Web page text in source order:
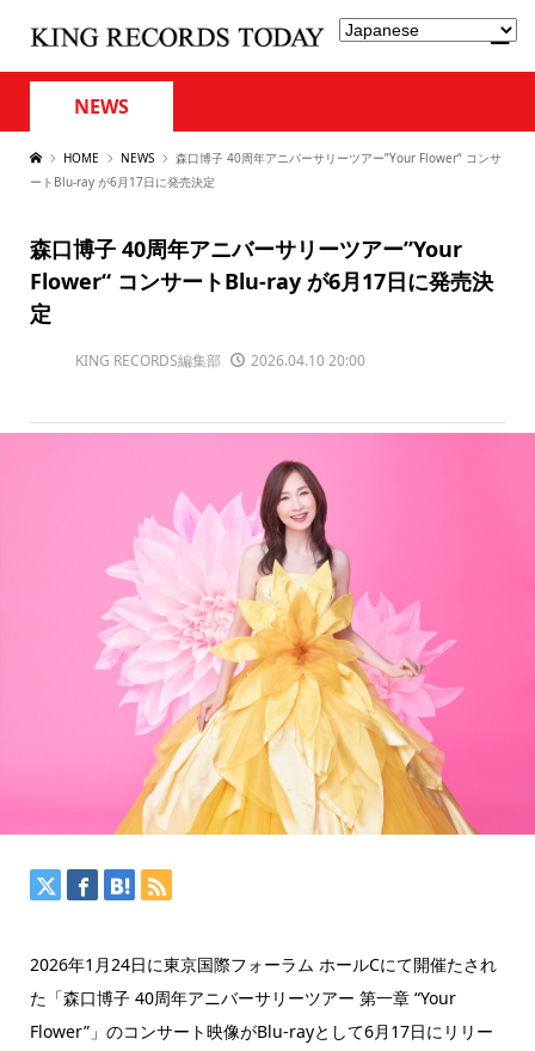
NEWS
HOME NEWS
森口博子 40周年アニバーサリーツアー”Your Flower“ コンサ
ートBlu-ray が6月17日に発売決定
森口博子 40周年アニバーサリーツアー”Your
Flower“ コンサートBlu-ray が6月17日に発売決
定
KING RECORDS編集部 2026.04.10 20:00
2026年1月24日に東京国際フォーラム ホールCにて開催たされ
た「森口博子 40周年アニバーサリーツアー 第一章 “Your
Flower”」のコンサート映像がBlu-rayとして6月17日にリリー